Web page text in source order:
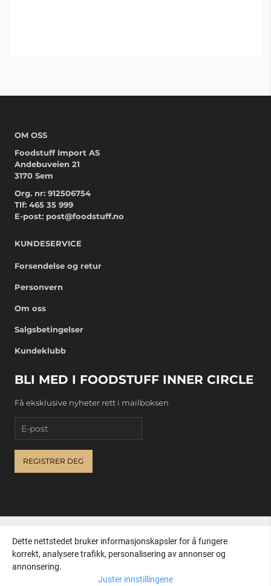
OM OSS
Foodstuff Import AS
Andebuveien 21
3170 Sem
Org. nr: 912506754
Tlf: 465 35 999
E-post: post@foodstuff.no
KUNDESERVICE
Forsendelse og retur
Personvern
Om oss
Salgsbetingelser
Kundeklubb
BLI MED I FOODSTUFF INNER CIRCLE
Få eksklusive nyheter rett i mailboksen
REGISTRER DEG
Dette nettstedet bruker informasjonskapsler for å fungere
korrekt, analysere trafikk, personalisering av annonser og
annonsering.
Juster innstillingene